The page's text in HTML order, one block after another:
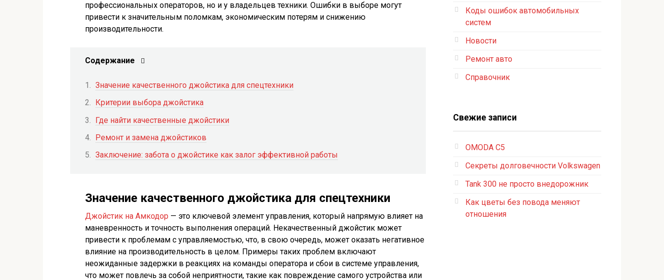
профессиональных операторов, но и у владельцев техники. Ошибки в выборе могут
привести к значительным поломкам, экономическим потерям и снижению
производительности.
Содержание
Значение качественного джойстика для спецтехники
Критерии выбора джойстика
Где найти качественные джойстики
Ремонт и замена джойстиков
Заключение: забота о джойстике как залог эффективной работы
Значение качественного джойстика для спецтехники
Джойстик на Амкодор — это ключевой элемент управления, который напрямую влияет на
маневренность и точность выполнения операций. Некачественный джойстик может
привести к проблемам с управляемостью, что, в свою очередь, может оказать негативное
влияние на производительность в целом. Примеры таких проблем включают
неожиданные задержки в реакциях на команды оператора и сбои в системе управления,
что может повлечь за собой неприятности, такие как повреждение самого устройства или
Коды ошибок автомобильных
систем
Новости
Ремонт авто
Справочник
Свежие записи
OMODA C5
Секреты долговечности Volkswagen
Tank 300 не просто внедорожник
Как цветы без повода меняют
отношения